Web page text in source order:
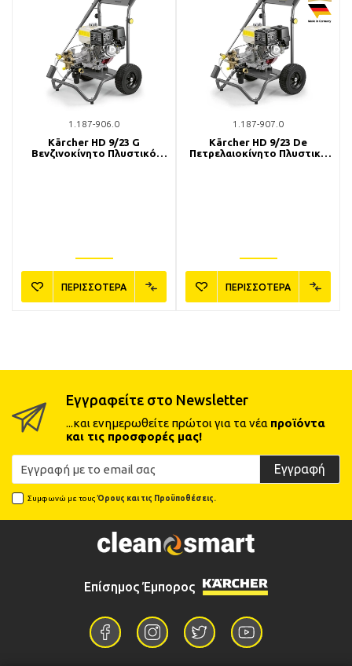
1.187-906.0
Kärcher HD 9/23 G
Βενζινοκίνητο Πλυστικό
ΠΕΡΙΣΣΟΤΕΡΑ
1.187-907.0
Kärcher HD 9/23 De
Πετρελαιοκίνητο Πλυστικό
ΠΕΡΙΣΣΟΤΕΡΑ
Εγγραφείτε στο Newsletter
...και ενημερωθείτε πρώτοι για τα νέα προϊόντα
και τις προσφορές μας!
Εγγραφή
Συμφωνώ με τουςΌρους και τις Προϋποθέσεις.
Επίσημος Έμπορος